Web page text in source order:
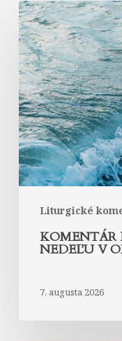
Liturgické
Komentár
k
textom
na
19.
nedeľu
v
období
cez
rok
„A“
KOMENTÁR
NEDEĽU V
7. augusta 2026